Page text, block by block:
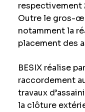
respectivement
Outre le gros-
notamment la
placement des
BESIX réalise
raccordement
travaux
la clôture